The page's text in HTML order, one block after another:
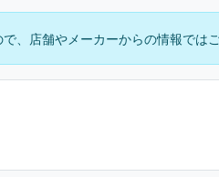
、店舗やメーカーからの情報では